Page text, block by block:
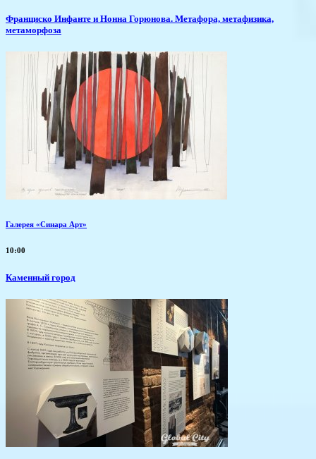
Франциско Инфанте и Нонна Горюнова. Метафора, метафизика,
метаморфоза
Галерея «Синара Арт»
10:00
Каменный город